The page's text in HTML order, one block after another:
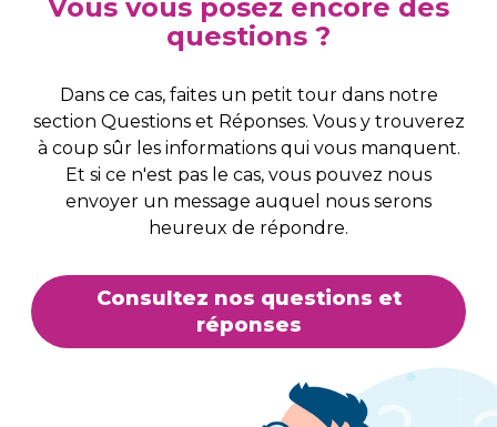
Vous vous posez encore des
questions ?
Dans ce cas, faites un petit tour dans notre
section Questions et Réponses. Vous y trouverez
à coup sûr les informations qui vous manquent.
Et si ce n'est pas le cas, vous pouvez nous
envoyer un message auquel nous serons
heureux de répondre.
Consultez nos questions et
réponses